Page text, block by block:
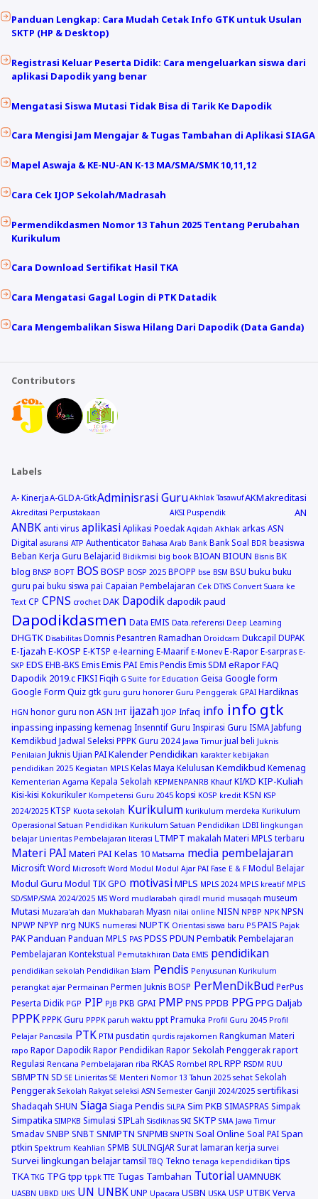
Panduan Lengkap: Cara Mudah Cetak Info GTK untuk Usulan
SKTP (HP & Desktop)
Registrasi Keluar Peserta Didik: Cara mengeluarkan siswa dari
aplikasi Dapodik yang benar
Mengatasi Siswa Mutasi Tidak Bisa di Tarik Ke Dapodik
Cara Mengisi Jam Mengajar & Tugas Tambahan di Aplikasi SIAGA
Mapel Aswaja & KE-NU-AN K-13 MA/SMA/SMK 10,11,12
Cara Cek IJOP Sekolah/Madrasah
Permendikdasmen Nomor 13 Tahun 2025 Tentang Perubahan
Kurikulum
Cara Download Sertifikat Hasil TKA
Cara Mengatasi Gagal Login di PTK Datadik
Cara Mengembalikan Siswa Hilang Dari Dapodik (Data Ganda)
Contributors
Labels
A- KinerjaA-GLDA-GtkAdminisrasi GuruAkhlak TasawufAKMakreditasi
Akreditasi Perpustakaan AKSI Puspendik AN
ANBK anti virus aplikasi Aplikasi Poedak Aqidah Akhlak arkas ASN
Digital asuransi ATP Authenticator Bahasa Arab Bank Bank Soal BDR beasiswa
Beban Kerja Guru Belajar.id Bidikmisi big book BIOAN BIOUN Bisnis BK
blog BNSP BOPT BOS BOSP BOSP 2025 BPOPP bse BSM BSU buku buku
guru pai buku siswa pai Capaian Pembelajaran Cek DTKS Convert Suara ke
Text CP CPNS crochet DAK Dapodikdapodik paud
Dapodikdasmen Data EMIS Data.referensi Deep Learning
DHGTK Disabilitas Domnis Pesantren Ramadhan Droidcam Dukcapil DUPAK
E-Ijazah E-KOSP E-KTSP e-learning E-Maarif E-Monev E-Rapor E-sarpras E-
SKP EDS EHB-BKS Emis Emis PAI Emis Pendis Emis SDM eRaporFAQ
Dapodik 2019.c FIKSI Fiqih G Suite for Education Geisa Google form
Google Form Quiz gtk guru guru honorer Guru Penggerak GPAI Hardiknas
HGN honor guru non ASN IHT ijazah IJOP Infaq info info gtk
inpassing inpassing kemenag Insenntif Guru Inspirasi Guru ISMA Jabfung
Kemdikbud Jadwal Seleksi PPPK Guru 2024 Jawa Timur jual beli Juknis
Penilaian Juknis Ujian PAI Kalender Pendidikan karakter kebijakan
pendidikan 2025 Kegiatan MPLS Kelas Maya Kelulusan Kemdikbud Kemenag
Kementerian Agama Kepala Sekolah KEPMENPANRB Khauf KI/KD KIP-Kuliah
Kisi-kisi Kokurikuler Kompetensi Guru 2045 kopsi KOSP kredit KSN KSP
2024/2025 KTSP Kuota sekolah Kurikulum kurikulum merdeka Kurikulum
Operasional Satuan Pendidikan Kurikulum Satuan Pendidikan LDBI lingkungan
belajar Linieritas Pembelajaran literasi LTMPT makalah Materi MPLS terbaru
Materi PAI Materi PAI Kelas 10 Matsama media pembelajaran
Microsift Word Microsoft Word Modul Modul Ajar PAI Fase E & F Modul Belajar
Modul Guru Modul TIK GPO motivasiMPLS MPLS 2024 MPLS kreatif MPLS
SD/SMP/SMA 2024/2025 MS Word mudlarabah qiradl murid musaqah museum
Mutasi Muzara'ah dan Mukhabarah Myasn nilai online NISN NPBP NPK NPSN
NPWP NPYP nrg NUKS numerasi NUPTK Orientasi siswa baru P5 PAIS Pajak
PAK Panduan Panduan MPLS PAS PDSS PDUN Pembatik Pembelajaran
Pembelajaran Kontekstual Pemutakhiran Data EMIS pendidikan
pendidikan sekolah Pendidikan Islam Pendis Penyusunan Kurikulum
perangkat ajar Permainan Permen Juknis BOSP PerMenDikBud PerPus
Peserta Didik PGP PIP PJB PKB GPAI PMP PNS PPDB PPGPPG Daljab
PPPK PPPK Guru PPPK paruh waktu ppt Pramuka Profil Guru 2045 Profil
Pelajar Pancasila PTK PTM pusdatin qurdis rajakomen Rangkuman Materi
rapo Rapor Dapodik Rapor Pendidikan Rapor Sekolah Penggerak raport
Regulasi Rencana Pembelajaran riba RKAS Rombel RPL RPP RSDM RUU
SBMPTN SD SE Linieritas SE Menteri Nomor 13 Tahun 2025 sehat Sekolah
Penggerak Sekolah Rakyat seleksi ASN Semester Ganjil 2024/2025 sertifikasi
Shadaqah SHUN SiagaSiaga Pendis SiLPA Sim PKB SIMASPRAS Simpak
Simpatika SIMPKB Simulasi SIPLah Sisdiknas SKI SKTP SMA Jawa Timur
Smadav SNBP SNBT SNMPTN SNPMB SNPTN Soal Online Soal PAI Span
ptkin Spektrum Keahlian SPMB SULINGJAR Surat lamaran kerja survei
Survei lingkungan belajar tamsil TBQ Tekno tenaga kependidikan tips
TKA TKG TPG tpp tppk TTE Tugas Tambahan TutorialUAMNUBK
UASBN UBKD UKS UN UNBK UNP Upacara USBN USKA USP UTBK Verva